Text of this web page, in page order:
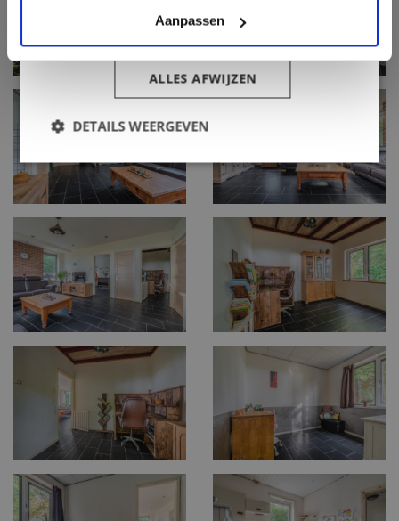
Aanpassen
9591 AK Onstwedde
info@oosterveld-makelaardij.nl
0599 - 65 06 54
Routebeschrijving
ALLES ACCEPTEREN
ALLES AFWIJZEN
DETAILS WEERGEVEN